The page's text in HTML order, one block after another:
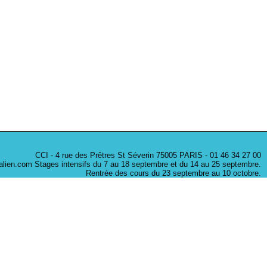
CCI - 4 rue des Prêtres St Séverin 75005 PARIS - 01 46 34 27 00
Stages intensifs du 7 au 18 septembre et du 14 au 25 septembre.
Rentrée des cours du 23 septembre au 10 octobre.